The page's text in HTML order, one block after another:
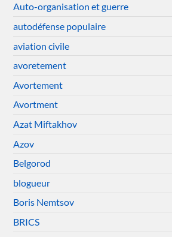
Auto-organisation et guerre
autodéfense populaire
aviation civile
avoretement
Avortement
Avortment
Azat Miftakhov
Azov
Belgorod
blogueur
Boris Nemtsov
BRICS